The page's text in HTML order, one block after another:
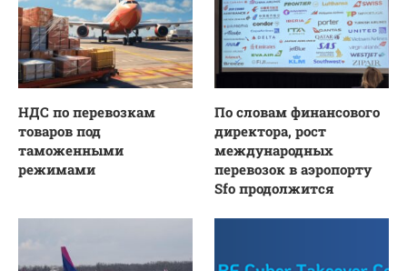
НДС по перевозкам
товаров под
таможенными
режимами
По словам финансового
директора, рост
международных
перевозок в аэропорту
Sfo продолжится